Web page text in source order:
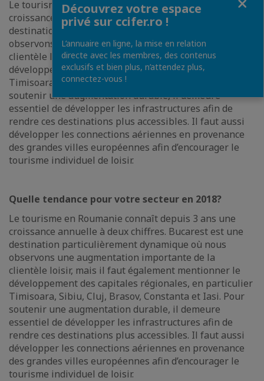
Le tourisme en Roumanie connaît depuis 3 ans une
croissance annuelle à deux chiffres. Bucarest est une
destination particulièrement dynamique où nous
observons une augmentation importante de la
clientèle loisir, mais il faut également mentionner le
développement des capitales régionales, en particulier
Timisoara, Sibiu, Cluj, Brasov, Constanta et Iasi. Pour
soutenir une augmentation durable, il demeure
essentiel de développer les infrastructures afin de
rendre ces destinations plus accessibles. Il faut aussi
développer les connections aériennes en provenance
des grandes villes européennes afin d’encourager le
tourisme individuel de loisir.
Quelle tendance pour votre secteur en 2018?
Le tourisme en Roumanie connaît depuis 3 ans une
croissance annuelle à deux chiffres. Bucarest est une
destination particulièrement dynamique où nous
observons une augmentation importante de la
clientèle loisir, mais il faut également mentionner le
développement des capitales régionales, en particulier
Timisoara, Sibiu, Cluj, Brasov, Constanta et Iasi. Pour
soutenir une augmentation durable, il demeure
essentiel de développer les infrastructures afin de
rendre ces destinations plus accessibles. Il faut aussi
développer les connections aériennes en provenance
des grandes villes européennes afin d’encourager le
tourisme individuel de loisir.
Découvrez votre espace
privé sur ccifer.ro !
L’annuaire en ligne, la mise en relation
directe avec les membres, des contenus
exclusifs et bien plus, n’attendez plus,
connectez-vous !